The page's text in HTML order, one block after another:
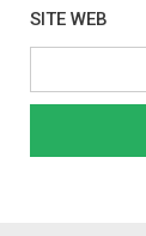
SITE WEB